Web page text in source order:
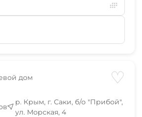
дом ♡
р. Крым, г. Саки, б/о "Прибой",
ул. Морская, 4